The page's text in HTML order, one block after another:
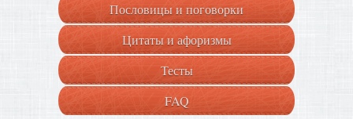
Пословицы и поговорки
Цитаты и афоризмы
Тесты
FAQ